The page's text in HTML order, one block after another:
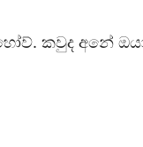
කවුද අනේ